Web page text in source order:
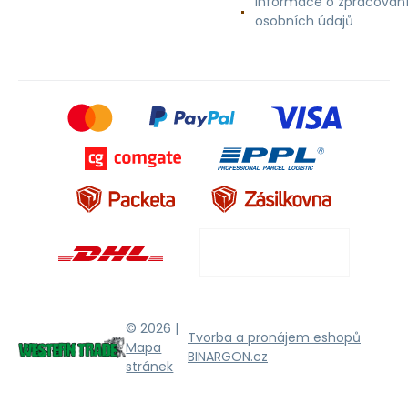
osobních údajů
© 2026 |
Mapa
stránek
Tvorba a pronájem eshopů
BINARGON.cz